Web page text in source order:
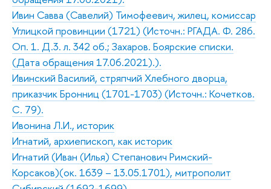
Ивин Савва (Савелий) Тимофеевич, жилец, комиссар
Углицкой провинции (1721) (Источн.: РГАДА. Ф. 286.
Оп. 1. Д.3. л. 342 об.; Захаров. Боярские списки.
(Дата обращения 17.06.2021).).
Ивинский Василий, стряпчий Хлебного дворца,
приказчик Бронниц (1701-1703) (Источн.: Кочетков.
С. 79).
Ивонина Л.И., историк
Игнатий, архиепископ, как историк
Игнатий (Иван (Илья) Степанович Римский-
Корсаков)(ок. 1639 – 13.05.1701), митрополит